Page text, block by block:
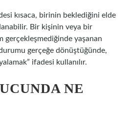
kısaca, birinin beklediğini elde
Bir kişinin veya bir
gerçekleşmediğinde yaşanan
durumu gerçeğe dönüştüğünde,
ifadesi kullanılır.
NE